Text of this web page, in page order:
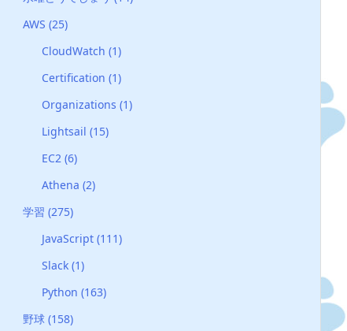
AWS (25)
CloudWatch(1)
Certification(1)
Organizations(1)
Lightsail(15)
EC2(6)
Athena(2)
学習 (275)
JavaScript(111)
Slack(1)
Python(163)
野球 (158)